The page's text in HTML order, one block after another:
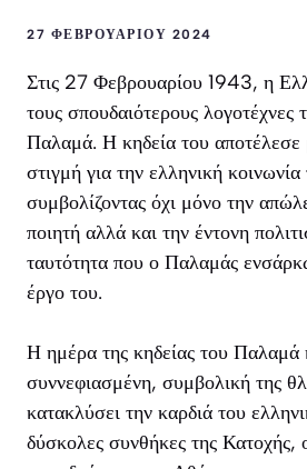
27 ΦΕΒΡΟΥΑΡΊΟΥ 2024
Στις 27 Φεβρουαρίου 1943, η
τους σπουδαιότερους
Παλαμά. Η κηδεία του αποτέλεσε
στιγμή για την ελληνική
συμβολίζοντας όχι μόνο την
ποιητή αλλά και την έντονη
ταυτότητα που ο Παλαμάς
έργο του.
Η ημέρα της κηδείας του Παλαμά
συννεφιασμένη, συμβολική της
κατακλύσει την καρδιά του
δύσκολες συνθήκες της Κατοχής,